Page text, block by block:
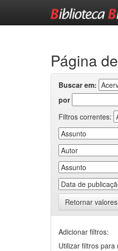
Página
Buscar em:
por
Filtros correntes:
Retornar valores
Adicionar filtros:
Utilizar filtros